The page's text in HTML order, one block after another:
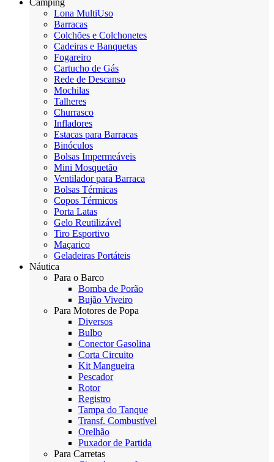
Camping
Lona MultiUso
Barracas
Colchões e Colchonetes
Cadeiras e Banquetas
Fogareiro
Cartucho de Gás
Rede de Descanso
Mochilas
Talheres
Churrasco
Infladores
Estacas para Barracas
Binóculos
Bolsas Impermeáveis
Mini Mosquetão
Ventilador para Barraca
Bolsas Térmicas
Copos Térmicos
Porta Latas
Gelo Reutilizável
Tiro Esportivo
Maçarico
Geladeiras Portáteis
Náutica
Para o Barco
Bomba de Porão
Bujão Viveiro
Para Motores de Popa
Diversos
Bulbo
Conector Gasolina
Corta Circuito
Kit Mangueira
Pescador
Rotor
Registro
Tampa do Tanque
Transf. Combustível
Orelhão
Puxador de Partida
Para Carretas